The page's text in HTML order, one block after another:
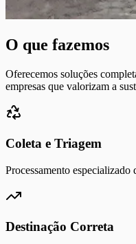
O que fazemos
Oferecemos soluções
empresas que valorizam a
Coleta e Triagem
Processamento
Destinação Correta